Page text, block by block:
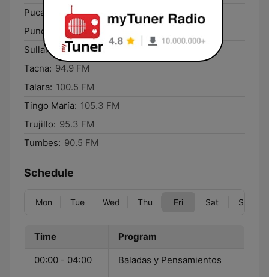
Pucallpa:
93.7 FM
Puno:
93.7 FM
Sullana:
105.3 FM
Tacna: 94.9 FM
Talara: 100.5 FM
Tingo María: 105.3 FM
Trujillo: 95.3 FM
Tumbes: 90.5 FM
Schedule
Mon Tue Wed Thu Fri Sat Sun
Time Program
00:00 - 04:00 Baladas y Pensamientos